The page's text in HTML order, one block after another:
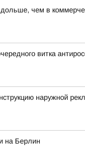
чем в
витка
наружной
на Берлин